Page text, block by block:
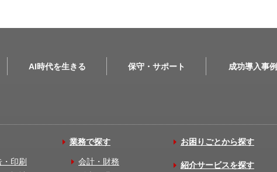
AI時代を生きる 保守・サポート 成功導入事例
印刷
業務で探す
会計・財務
お困りごとから探す
紹介サービスを探す